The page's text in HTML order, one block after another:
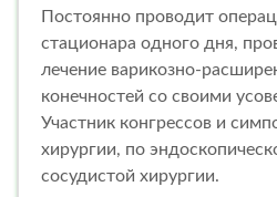
Постоянно проводит
стационара одного дня,
лечение варикозно-
конечностей со своими
Участник конгрессов и
хирургии, по
сосудистой хирургии.